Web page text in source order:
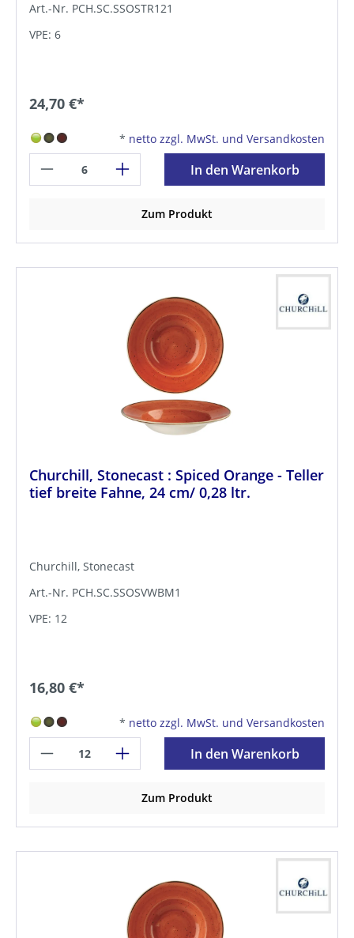
Art.-Nr. PCH.SC.SSOSTR121
VPE: 6
24,70 €*
* netto zzgl. MwSt. und Versandkosten
In den Warenkorb
Zum Produkt
Churchill, Stonecast : Spiced Orange - Teller
tief breite Fahne, 24 cm/ 0,28 ltr.
Churchill, Stonecast
Art.-Nr. PCH.SC.SSOSVWBM1
VPE: 12
16,80 €*
* netto zzgl. MwSt. und Versandkosten
In den Warenkorb
Zum Produkt